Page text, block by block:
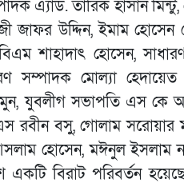
এ্যাড. তারিক হাসান
জাফর উদ্দিন, ইমাম
শাহাদাৎ হোসেন,
সম্পাদক মোল্যা
যুবলীগ সভাপতি এস কে
বসু, গোলাম সরোয়ার
হোসেন, মঈনুল ইসলাম
একটি বিরাট পরিবর্তন